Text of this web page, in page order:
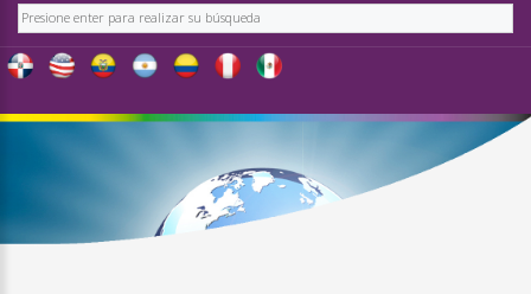
Buscar
EXCLUSIVO
PARA
USUARIOS
IRIS